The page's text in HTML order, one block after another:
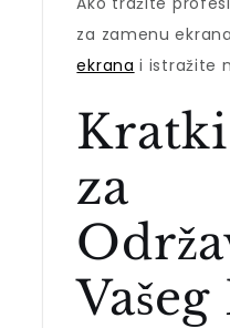
za zamenu
ekrana i istražite
za